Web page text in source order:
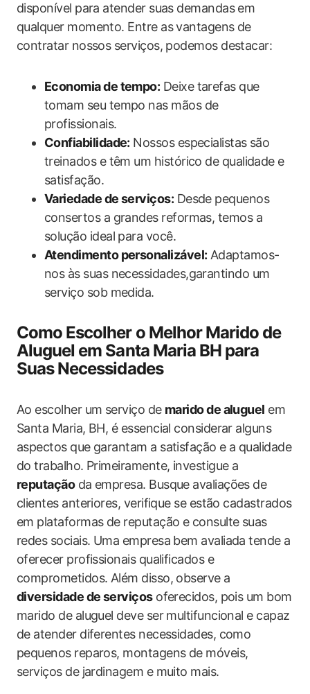
disponível para atender suas demandas em
qualquer momento. Entre as vantagens de
contratar nossos serviços, podemos destacar:
Economia de tempo: Deixe tarefas que
tomam seu tempo nas mãos de
profissionais.
Confiabilidade: Nossos especialistas são
treinados e têm um histórico de qualidade e
satisfação.
Variedade de serviços: Desde pequenos
consertos a grandes reformas, temos a
solução ideal para você.
Atendimento personalizável: Adaptamos-
nos às suas necessidades,garantindo um
serviço sob medida.
Como Escolher o Melhor Marido de
Aluguel em Santa Maria BH para
Suas Necessidades
Ao escolher um serviço de marido de aluguel em
Santa Maria, BH, é essencial considerar alguns
aspectos que garantam a satisfação e a qualidade
do trabalho. Primeiramente, investigue a
reputaçãoda empresa. Busque avaliações de
clientes anteriores, verifique se estão cadastrados
em plataformas de reputação e consulte suas
redes sociais. Uma empresa bem avaliada tende a
oferecer profissionais qualificados e
comprometidos. Além disso, observe a
diversidade de serviçosoferecidos, pois um bom
marido de aluguel deve ser multifuncional e capaz
de atender diferentes necessidades, como
pequenos reparos, montagens de móveis,
serviços de jardinagem e muito mais.